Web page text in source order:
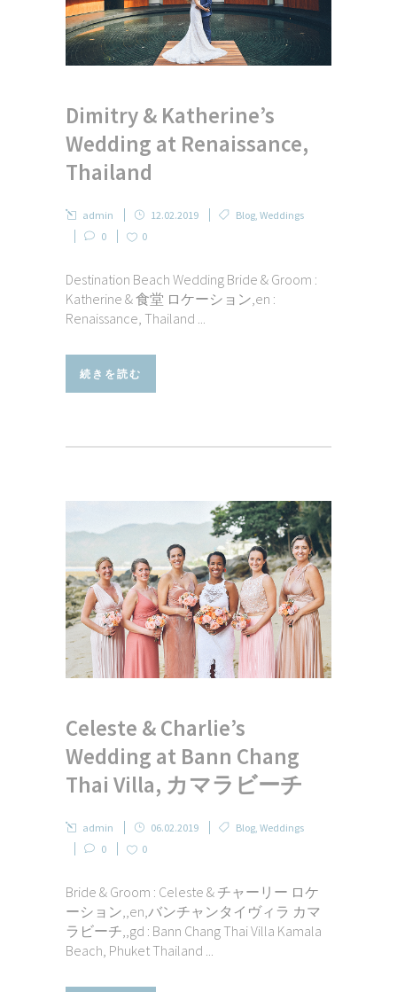
Dimitry & Katherine’s
Wedding at Renaissance,
Thailand
admin 12.02.2019 Blog, Weddings
0
0
Destination Beach Wedding Bride & Groom :
Katherine & 食堂 ロケーション,en :
Renaissance, Thailand ...
続きを読む
Celeste & Charlie’s
Wedding at Bann Chang
Thai Villa, カマラビーチ
admin 06.02.2019 Blog, Weddings
0
0
Bride & Groom : Celeste & チャーリー ロケ
ーション,,en,バンチャンタイヴィラ カマ
ラビーチ,,gd : Bann Chang Thai Villa Kamala
Beach, Phuket Thailand ...